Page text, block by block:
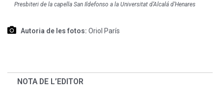
Presbiteri de la capella San Ildefonso a la Universitat d’Alcalá d’Henares
Autoria de les fotos: Oriol París
NOTA DE L’EDITOR